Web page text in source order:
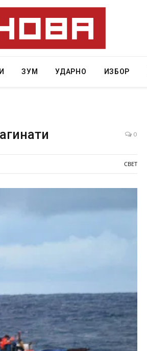
ЗУМ УДАРНО ИЗБОР
0
СВЕТ